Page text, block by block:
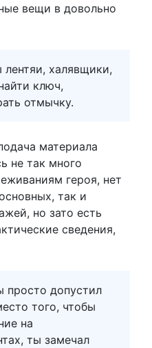
вещи в довольно
халявщики,
ключ,
отмычку.
материала
не так много
героя, нет
так и
но зато есть
сведения,
просто допустил
того, чтобы
на
ты замечал